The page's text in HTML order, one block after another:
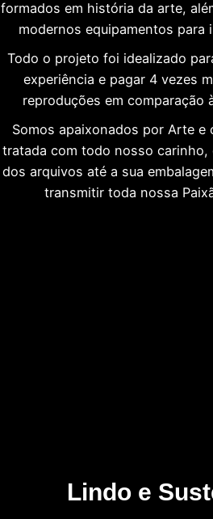
formados em história da arte,
modernos equipamentos para
Todo o projeto foi idealizado
experiência e pagar 4 vezes
reproduções em comparação
Somos apaixonados por Arte e
tratada com todo nosso carinho,
dos arquivos até a sua
transmitir toda nossa
Lindo e